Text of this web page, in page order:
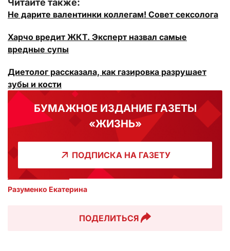
Не дарите валентинки коллегам! Совет сексолога
Харчо вредит ЖКТ. Эксперт назвал самые
вредные супы
Диетолог рассказала, как газировка разрушает
зубы и кости
БУМАЖНОЕ ИЗДАНИЕ ГАЗЕТЫ
«ЖИЗНЬ»
ПОДПИСКА НА ГАЗЕТУ
Разуменко Екатерина
ПОДЕЛИТЬСЯ